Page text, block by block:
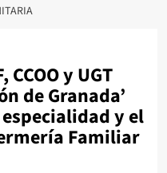
CCOO y UGT
de Granada’
y el
Familiar